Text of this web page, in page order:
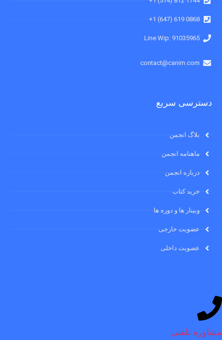
0868 619 (647) 1+
91035965 :Line Wip
contact@canirn.com
دسترسی سریع
بلاگ انجمن
ماهنامه انجمن
درباره انجمن
خرید کتاب
وبینار ها و دوره ها
عضویت خارجی
عضویت داخلی
مشاوره تلفنی